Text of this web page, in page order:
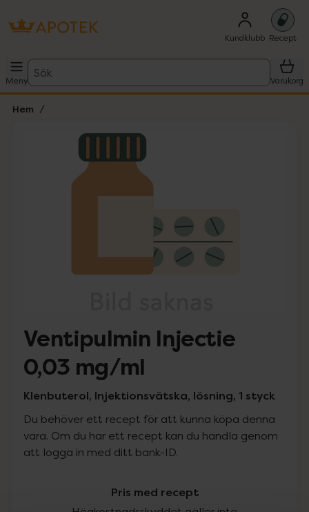
Kundklubb Recept
Meny
Sök
Varukorg
Hem
Lista: . Innehåller 1 objekt.
Ventipulmin Injectie
0,03 mg/ml
Klenbuterol, Injektionsvätska, lösning, 1 styck
Du behöver ett recept för att kunna köpa denna
vara. Om du har ett recept kan du handla genom
att logga in med ditt bank-ID.
Pris med recept